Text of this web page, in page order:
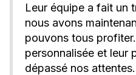
Leur équipe a fait un
nous avons
pouvons tous
personnalisée et leur
dépassé nos